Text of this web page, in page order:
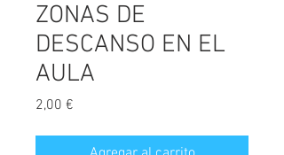
ZONAS DE
DESCANSO EN EL
AULA
2,00 €